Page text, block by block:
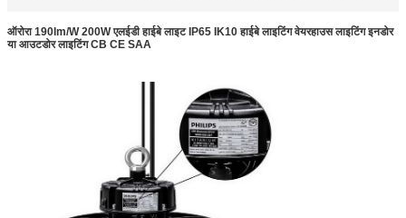
ऑरोरा 190lm/W 200W एलईडी हाईबे लाइट IP65 IK10 हाईबे लाइटिंग वेयरहाउस लाइटिंग इनडोर
या आउटडोर लाइटिंग CB CE SAA